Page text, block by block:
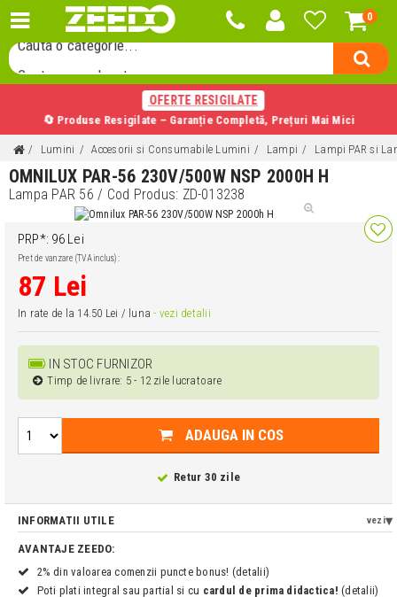
0
Cauta o categorie...
Cauta un produs...
OFERTE RESIGILATE
🔄 Produse Resigilate – Garanție Completă, Prețuri Mai Mici
Lumini Accesorii si Consumabile Lumini Lampi Lampi PAR si
OMNILUX PAR-56 230V/500W NSP 2000H H
Lampa PAR 56/ Cod Produs: ZD-013238
PRP*: 96 Lei
Pret de vanzare (TVA inclus):
87 Lei
In rate de la 14.50 Lei / luna- vezi detalii
IN STOC FURNIZOR
Timp de livrare: 5 - 12 zile lucratoare
ADAUGA IN COS
Retur 30 zile
INFORMATII UTILE vezi
AVANTAJE ZEEDO:
2% din valoarea comenzii puncte bonus! (detalii)
Poti plati integral sau partial si cu cardul de prima didactica! (detalii)